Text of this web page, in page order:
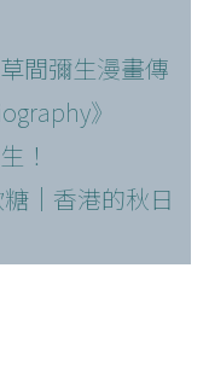
間彌生漫畫傳
》
！
｜香港的秋日